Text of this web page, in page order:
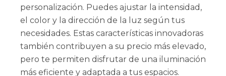
personalización. Puedes ajustar la intensidad,
el color y la dirección de la luz según tus
necesidades. Estas características innovadoras
también contribuyen a su precio más elevado,
pero te permiten disfrutar de una iluminación
más eficiente y adaptada a tus espacios.